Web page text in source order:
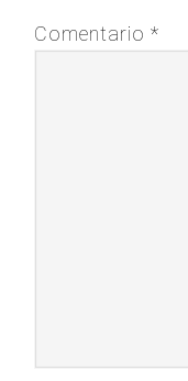
Comentario*